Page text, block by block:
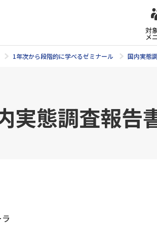
対
メ
1年次から段階的に学べるゼミナール 国内実態
態調査報告